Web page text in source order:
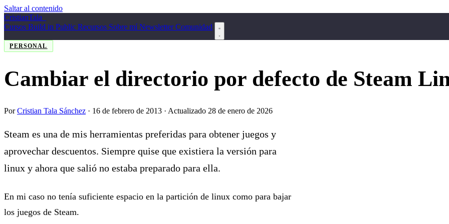
Saltar al contenido
CristianTala
Cursos Build in Public Recursos Sobre míNewsletterComunidad
PERSONAL
Cambiar el directorio por defecto de Steam
PorCristian Tala Sánchez · 16 de febrero de 2013 · Actualizado 28 de enero de 2026
Steam es una de mis herramientas preferidas para obtener juegos y
aprovechar descuentos. Siempre quise que existiera la versión para
linux y ahora que salió no estaba preparado para ella.
En mi caso no tenía suficiente espacio en la partición de linux como para bajar
los juegos de Steam.